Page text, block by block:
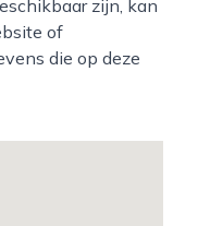
zijn, kan
of
die op deze